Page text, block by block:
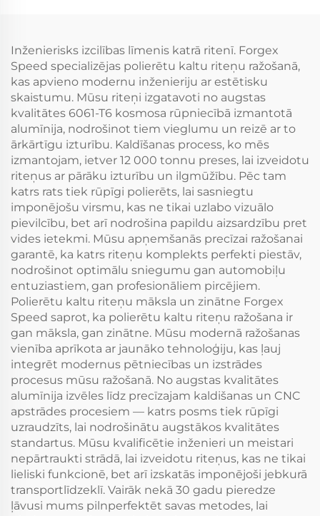
Inženierisks izcilības līmenis katrā ritenī. Forgex
Speed specializējas polierētu kaltu riteņu ražošanā,
kas apvieno modernu inženieriju ar estētisku
skaistumu. Mūsu riteņi izgatavoti no augstas
kvalitātes 6061-T6 kosmosa rūpniecībā izmantotā
alumīnija, nodrošinot tiem vieglumu un reizē ar to
ārkārtīgu izturību. Kaldīšanas process, ko mēs
izmantojam, ietver 12 000 tonnu preses, lai izveidotu
riteņus ar pārāku izturību un ilgmūžību. Pēc tam
katrs rats tiek rūpīgi polierēts, lai sasniegtu
imponējošu virsmu, kas ne tikai uzlabo vizuālo
pievilcību, bet arī nodrošina papildu aizsardzību pret
vides ietekmi. Mūsu apņemšanās precīzai ražošanai
garantē, ka katrs riteņu komplekts perfekti piestāv,
nodrošinot optimālu sniegumu gan automobiļu
entuziastiem, gan profesionāliem pircējiem.
Polierētu kaltu riteņu māksla un zinātne Forgex
Speed saprot, ka polierētu kaltu riteņu ražošana ir
gan māksla, gan zinātne. Mūsu modernā ražošanas
vienība aprīkota ar jaunāko tehnoloģiju, kas ļauj
integrēt modernus pētniecības un izstrādes
procesus mūsu ražošanā. No augstas kvalitātes
alumīnija izvēles līdz precīzajam kaldišanas un CNC
apstrādes procesiem — katrs posms tiek rūpīgi
uzraudzīts, lai nodrošinātu augstākos kvalitātes
standartus. Mūsu kvalificētie inženieri un meistari
nepārtraukti strādā, lai izveidotu riteņus, kas ne tikai
lieliski funkcionē, bet arī izskatās imponējoši jebkurā
transportlīdzeklī. Vairāk nekā 30 gadu pieredze
ļāvusi mums pilnperfektēt savas metodes, lai